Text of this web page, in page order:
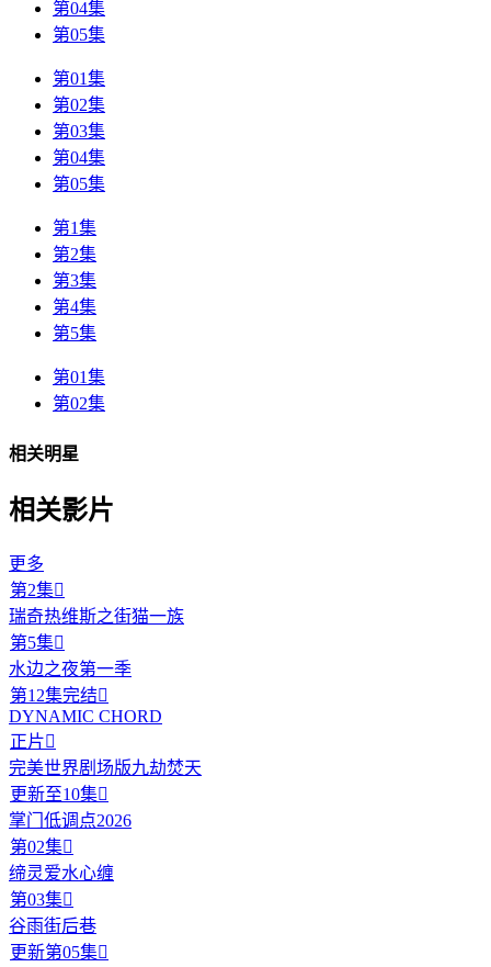
第04集
第05集
第01集
第02集
第03集
第04集
第05集
第1集
第2集
第3集
第4集
第5集
第01集
第02集
相关明星
相关影片
更多
第2集
瑞奇热维斯之街猫一族
第5集
水边之夜第一季
第12集完结
DYNAMIC CHORD
正片
​完美世界剧场版九劫焚天​
更新至10集
掌门低调点2026
第02集
缔灵爱水心缠
第03集
谷雨街后巷
更新第05集